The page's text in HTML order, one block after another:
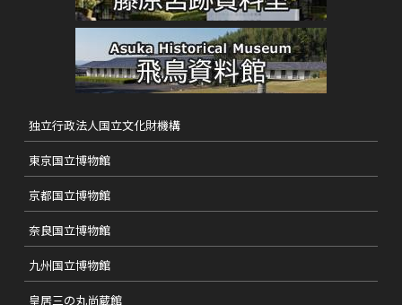
独立行政法人国立文化財機構
東京国立博物館
京都国立博物館
奈良国立博物館
九州国立博物館
皇居三の丸尚蔵館